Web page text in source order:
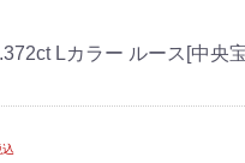
Lカラー ルース[中央
込